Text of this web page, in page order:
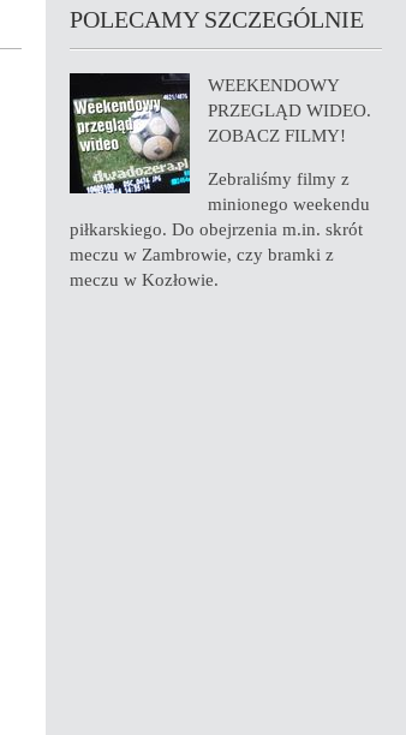
POLECAMY SZCZEGÓLNIE
WEEKENDOWY
PRZEGLĄD WIDEO.
ZOBACZ FILMY!
Zebraliśmy filmy z
minionego weekendu
piłkarskiego. Do obejrzenia m.in. skrót
meczu w Zambrowie, czy bramki z
meczu w Kozłowie.